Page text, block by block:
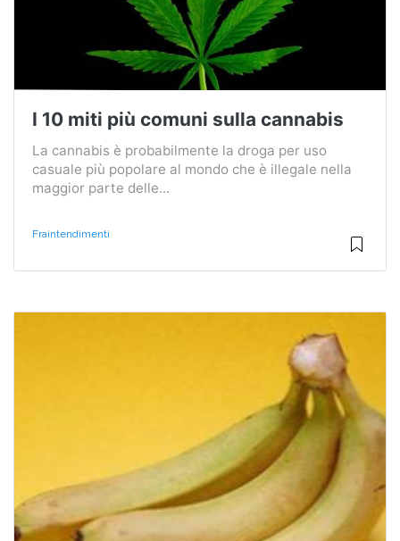
I 10 miti più comuni sulla cannabis
La cannabis è probabilmente la droga per uso
casuale più popolare al mondo che è illegale nella
maggior parte delle...
Fraintendimenti